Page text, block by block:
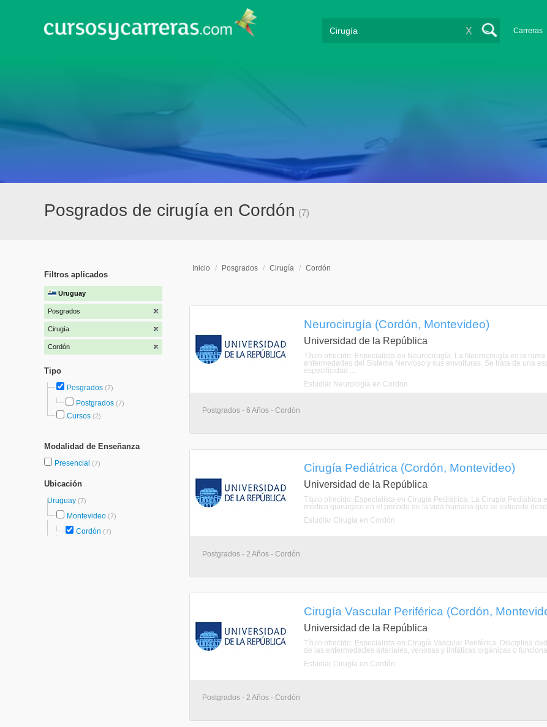
Carreras
X
Posgrados de cirugía en Cordón (7)
Filtros aplicados
Uruguay
Posgrados
Cirugía
Cordón
Tipo
Posgrados (7)
Postgrados (7)
Cursos (2)
Modalidad de Enseñanza
Presencial (7)
Ubicación
Uruguay (7)
Montevideo (7)
Cordón (7)
Inicio / Posgrados / Cirugía / Cordón
Neurocirugía (Cordón, Montevideo)
Universidad de la República
Título ofrecido: Especialista en Neurocirugía. La Neurocirugía es la
enfermedades del Sistema Nervioso y sus envolturas. Se trata de una
especificidad ...
Estudiar Neurología en Cordón
Postgrados - 6 Años - Cordón
Cirugía Pediátrica (Cordón, Montevideo)
Universidad de la República
Título ofrecido: Especialista en Cirugía Pediátrica. La Cirugía
médico quirúrgico en el período de la vida humana que se extiende
Estudiar Cirugía en Cordón
Postgrados - 2 Años - Cordón
Cirugía Vascular Periférica (Cordón,
Universidad de la República
Título ofrecido: Especialista en Cirugía Vascular Periférica. Disciplina
de las enfermedades arteriales, venosas y linfáticas orgánicas o
Estudiar Cirugía en Cordón
Postgrados - 2 Años - Cordón